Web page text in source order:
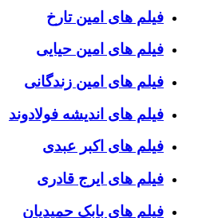
فیلم های امین تارخ
فیلم های امین حیایی
فیلم های امین زندگانی
فیلم های اندیشه فولادوند
فیلم های اکبر عبدی
فیلم های ایرج قادری
فیلم های بابک حمیدیان